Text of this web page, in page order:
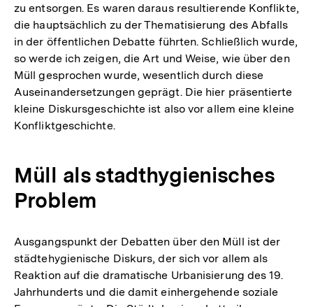
zu entsorgen. Es waren daraus resultierende Konflikte,
die hauptsächlich zu der Thematisierung des Abfalls
in der öffentlichen Debatte führten. Schließlich wurde,
so werde ich zeigen, die Art und Weise, wie über den
Müll gesprochen wurde, wesentlich durch diese
Auseinandersetzungen geprägt. Die hier präsentierte
kleine Diskursgeschichte ist also vor allem eine kleine
Konfliktgeschichte.
Müll als stadthygienisches
Problem
Ausgangspunkt der Debatten über den Müll ist der
städtehygienische Diskurs, der sich vor allem als
Reaktion auf die dramatische Urbanisierung des 19.
Jahrhunderts und die damit einhergehende soziale